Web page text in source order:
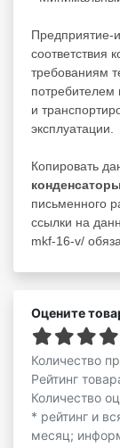
Предприятие-
соответствия
требованиям
потребителем
и
эксплуатации.
Копировать
письменного
ссылки на
mkf-16-v/
Оцените
Количество
Рейтинг
Количество
* рейтинг и
месяц;